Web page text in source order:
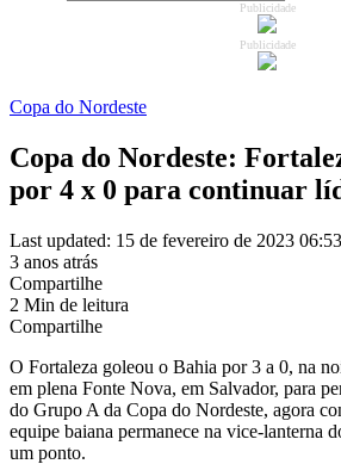
Publicidade
Publicidade
Copa do Nordeste
Copa do Nordeste:
por 4 x 0 para continuar
Last updated: 15 de fevereiro de 2023 06:53
3 anos atrás
Compartilhe
2 Min de leitura
Compartilhe
O Fortaleza goleou o Bahia por 3 a 0, na
em plena Fonte Nova, em Salvador, para
do Grupo A da Copa do Nordeste, agora
equipe baiana permanece na vice-lanterna
um ponto.